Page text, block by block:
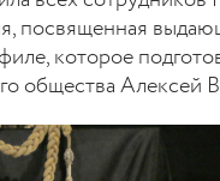
посвященная
которое
общества Алексей